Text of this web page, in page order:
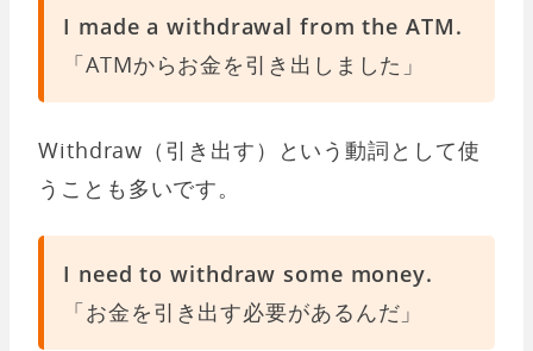
I made a withdrawal from the ATM.
「ATMからお金を引き出しました」
Withdraw（引き出す）という動詞として使
うことも多いです。
I need to withdraw some money.
「お金を引き出す必要があるんだ」